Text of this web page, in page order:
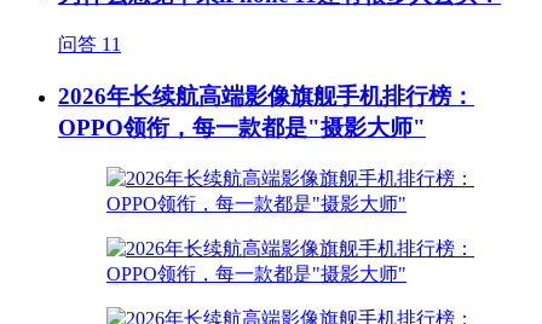
问答 11
2026年长续航高端影像旗舰手机排行榜：
OPPO领衔，每一款都是"摄影大师"